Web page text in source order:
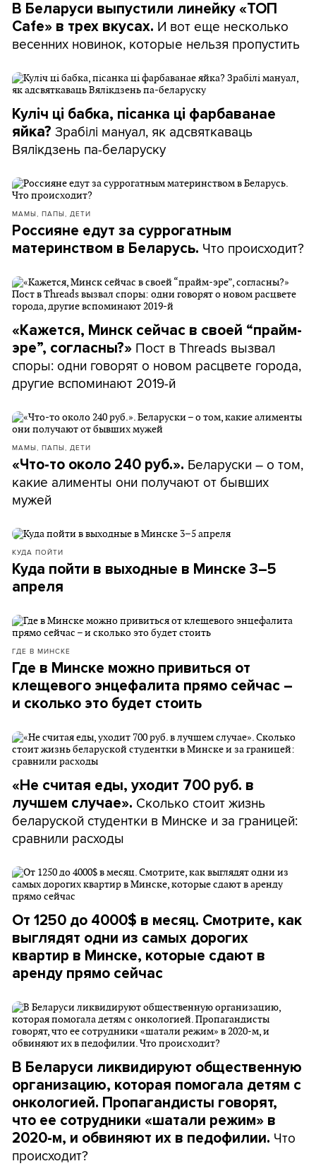
В Беларуси выпустили линейку «ТОП
Cafe» в трех вкусах. И вот еще несколько
весенних новинок, которые нельзя пропустить
Куліч ці бабка, пісанка ці фарбаванае
яйка? Зрабілі мануал, як адсвяткаваць
Вялікдзень па-беларуску
МАМЫ, ПАПЫ, ДЕТИ
Россияне едут за суррогатным
материнством в Беларусь. Что происходит?
«Кажется, Минск сейчас в своей “прайм-
эре”, согласны?» Пост в Threads вызвал
споры: одни говорят о новом расцвете города,
другие вспоминают 2019-й
МАМЫ, ПАПЫ, ДЕТИ
«Что-то около 240 руб.». Беларуски – о том,
какие алименты они получают от бывших
мужей
КУДА ПОЙТИ
Куда пойти в выходные в Минске 3–5
апреля
ГДЕ В МИНСКЕ
Где в Минске можно привиться от
клещевого энцефалита прямо сейчас –
и сколько это будет стоить
«Не считая еды, уходит 700 руб. в
лучшем случае». Сколько стоит жизнь
беларуской студентки в Минске и за границей:
сравнили расходы
От 1250 до 4000$ в месяц. Смотрите, как
выглядят одни из самых дорогих
квартир в Минске, которые сдают в
аренду прямо сейчас
В Беларуси ликвидируют общественную
организацию, которая помогала детям с
онкологией. Пропагандисты говорят,
что ее сотрудники «шатали режим» в
2020-м, и обвиняют их в педофилии. Что
происходит?